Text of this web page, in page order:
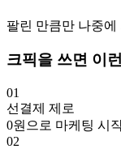
팔린 만큼만 나중
크픽을 쓰면 이
01
선결제 제로
0원으로 마케팅 시
02